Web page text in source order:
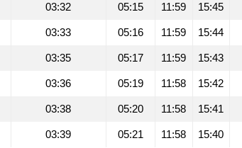
03:32 05:15 11:59 15:45
03:33 05:16 11:59 15:44
03:35 05:17 11:59 15:43
03:36 05:19 11:58 15:42
03:38 05:20 11:58 15:41
03:39 05:21 11:58 15:40